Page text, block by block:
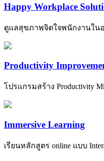
Happy Workplace
ดูแลสุขภาพจิตใจพนักงานใน
Productivity
โปรแกรมสร้าง Productivity
​Immersive Learning
เรียนหลักสูตร online แบบ